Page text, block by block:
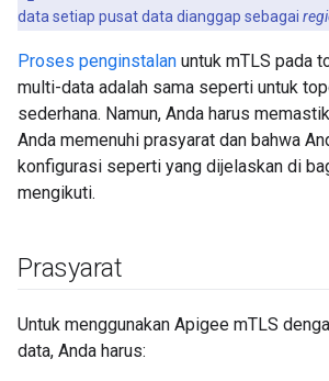
data setiap pusat data dianggap sebagai
Proses penginstalan untuk mTLS pada
multi-data adalah sama seperti untuk
sederhana. Namun, Anda harus
Anda memenuhi prasyarat dan bahwa
konfigurasi seperti yang dijelaskan di
mengikuti.
Prasyarat
Untuk menggunakan Apigee mTLS
data, Anda harus: